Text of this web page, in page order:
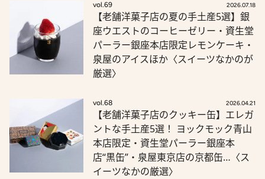
vol.69 2026.07.18
【老舗洋菓子店の夏の手土産5選】銀
座ウエストのコーヒーゼリー・資生堂
パーラー銀座本店限定レモンケーキ・
泉屋のアイスほか〈スイーツなかのが
厳選〉
vol.68 2026.04.21
【老舗洋菓子店のクッキー缶】エレガ
ントな手土産5選！ ヨックモック青山
本店限定・資生堂パーラー銀座本
店“黒缶”・泉屋東京店の京都缶…〈ス
イーツなかの厳選〉